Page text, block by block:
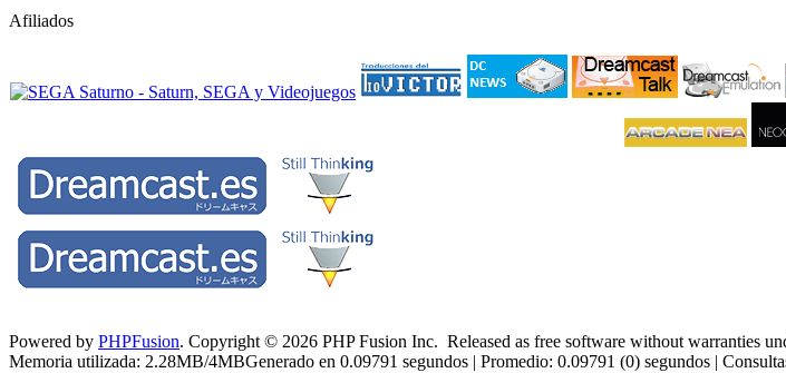
Afiliados
Powered by PHPFusion. Copyright © 2026 PHP Fusion Inc. Released as free software without warranties
Memoria utilizada: 2.28MB/4MBGenerado en 0.09791 segundos | Promedio: 0.09791 (0) segundos |